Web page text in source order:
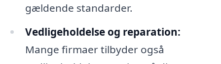
gældende standarder.
Vedligeholdelse og reparation:
Mange firmaer tilbyder også